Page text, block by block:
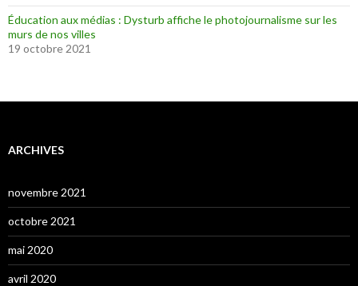
Éducation aux médias : Dysturb affiche le photojournalisme sur les
murs de nos villes
19 octobre 2021
ARCHIVES
novembre 2021
octobre 2021
mai 2020
avril 2020